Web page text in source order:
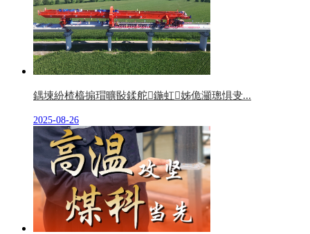
鍝堜紛楂橀搧瑁曠敯鍒舵鍦虹姊佹灦璁惧叏...
2025-08-26